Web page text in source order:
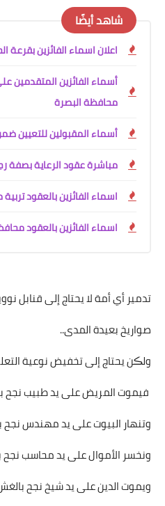
شاهد أيضًا
اعلان اسماء الفائزين بقرعة الحج للعام
محافظة البصرة
أسماء المقبولين للتعيين
مباشرة عقود الرعاية بصفة
اسماء الفائزين بالعقود
اسماء الفائزين بالعقود
تدمير أي أمة لا يحتاج إلى قنابل
صواريخ بعيدة المدى..
ولڪن يحتاج إلى تخفيض نوعية
فيموت المريض على يد طبيب نجح
وتنهار البيوت على يد مهندس نجح
ونخسر الأموال على يد محاسب نجح
ويموت الدين على يد شيخ نجح